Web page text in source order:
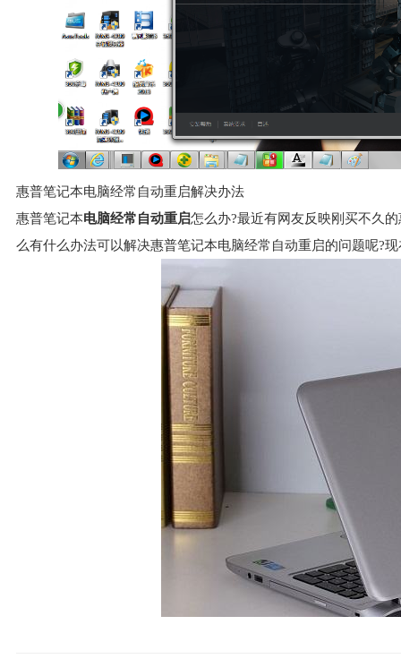
惠普笔记本电脑经常自动重启解决办法
惠普笔记本电脑经常自动重启怎么办?最近有网友反映刚买不久
么有什么办法可以解决惠普笔记本电脑经常自动重启的问题呢?